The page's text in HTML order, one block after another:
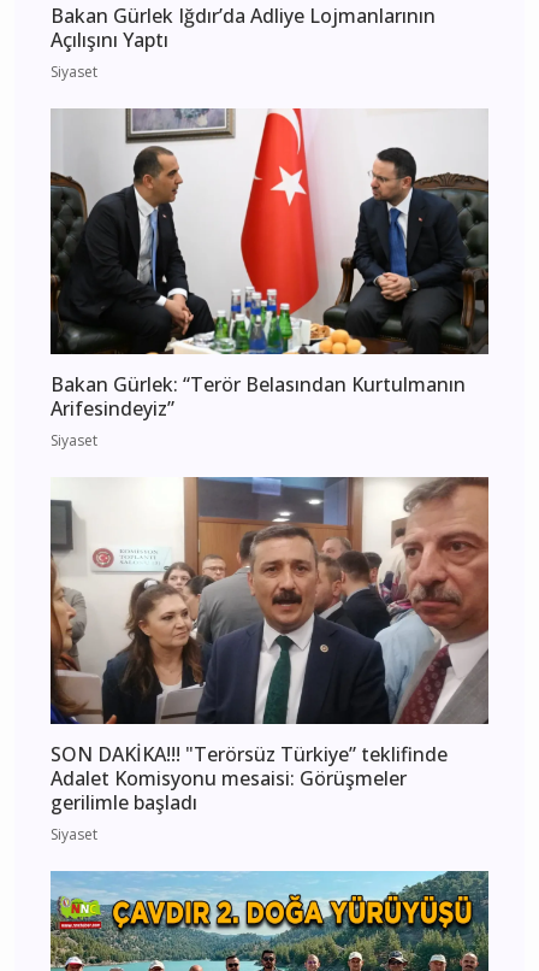
Bakan Gürlek Iğdır’da Adliye Lojmanlarının
Açılışını Yaptı
Siyaset
Bakan Gürlek: “Terör Belasından Kurtulmanın
Arifesindeyiz”
Siyaset
SON DAKİKA!!! "Terörsüz Türkiye” teklifinde
Adalet Komisyonu mesaisi: Görüşmeler
gerilimle başladı
Siyaset